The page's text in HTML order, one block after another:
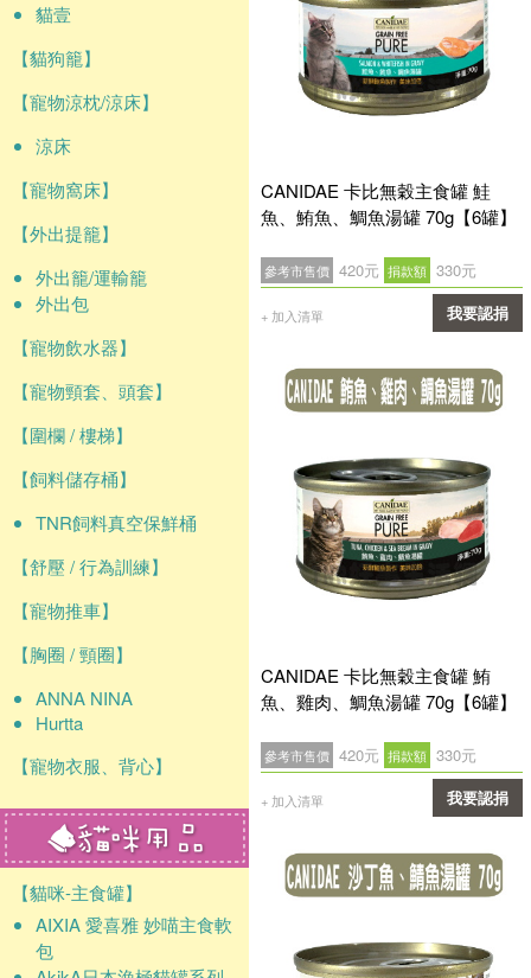
貓壹
【貓狗籠】
【寵物涼枕/涼床】
涼床
【寵物窩床】
【外出提籠】
外出籠/運輸籠
外出包
【寵物飲水器】
【寵物頸套、頭套】
【圍欄 / 樓梯】
【飼料儲存桶】
TNR飼料真空保鮮桶
【舒壓 / 行為訓練】
【寵物推車】
【胸圈 / 頸圈】
ANNA NINA
Hurtta
【寵物衣服、背心】
【貓咪-主食罐】
AIXIA 愛喜雅 妙喵主食軟
包
CANIDAE 卡比無穀主食罐 鮭
魚、鮪魚、鯛魚湯罐 70g【6罐】
參考市售價 420元 捐款額 330元
+ 加入清單 我要認捐
CANIDAE 卡比無穀主食罐 鮪
魚、雞肉、鯛魚湯罐 70g【6罐】
參考市售價 420元 捐款額 330元
+ 加入清單 我要認捐